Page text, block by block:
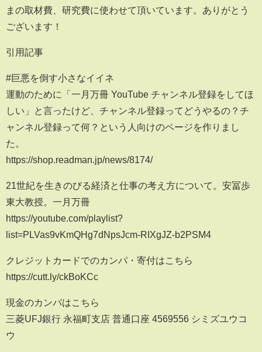
まの取材費、研究費に使わせて頂いています。ありがとう
ございます！
引用記事
#巨悪を倒す小さなイイネ
運動のために「一月万冊 YouTube チャンネル登録をしてほ
しい」と言ったけど、チャンネル登録ってどうやるの？チ
ャンネル登録って何？という人向けのページを作りまし
た。
https://shop.readman.jp/news/8174/
21世紀を生きのびる経済と仕事の考え方について。安冨歩
東大教授。一月万冊
https://youtube.com/playlist?
list=PLVas9vKmQHg7dNpsJcm-RIXgJZ-b2PSM4
クレジットカードでのカンパ・寄付はこちら
https://cutt.ly/ckBoKCc
現金のカンパはこちら
三菱UFJ銀行 永福町支店 普通口座 4569556 シミズユウコ
ウ